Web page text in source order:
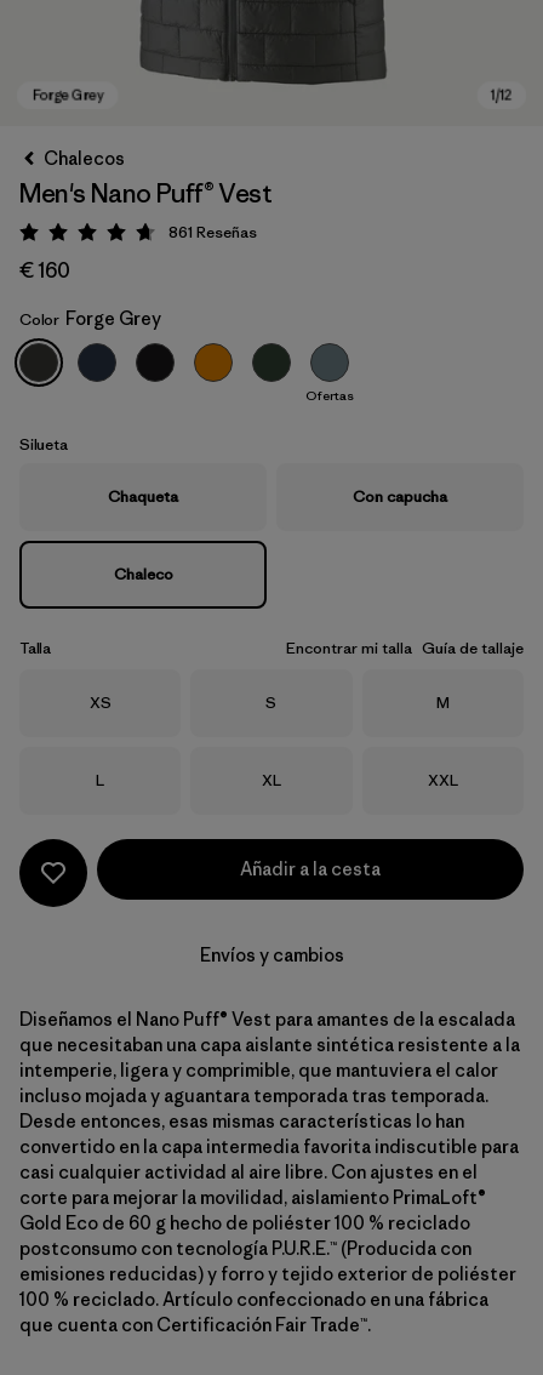
Forge Grey
Chalecos
Men's Nano Puff® Vest
Puntuación: 4.7 / 5
861 Reseñas
€ 160
Color Forge Grey
Ofertas
Silueta
Chaqueta Con capucha
Chaleco
Talla Encontrar mi talla Guía de tallaje
Talla
XS Talla
S Talla
M
Talla
L Talla
XL Talla
XXL
Añadir a la cesta
Envíos y cambios
Diseñamos el Nano Puff® Vest para amantes de la escalada
que necesitaban una capa aislante sintética resistente a la
intemperie, ligera y comprimible, que mantuviera el calor
incluso mojada y aguantara temporada tras temporada.
Desde entonces, esas mismas características lo han
convertido en la capa intermedia favorita indiscutible para
casi cualquier actividad al aire libre. Con ajustes en el
corte para mejorar la movilidad, aislamiento PrimaLoft®
Gold Eco de 60 g hecho de poliéster 100 % reciclado
postconsumo con tecnología P.U.R.E.™ (Producida con
emisiones reducidas) y forro y tejido exterior de poliéster
100 % reciclado. Artículo confeccionado en una fábrica
que cuenta con Certificación Fair Trade™.